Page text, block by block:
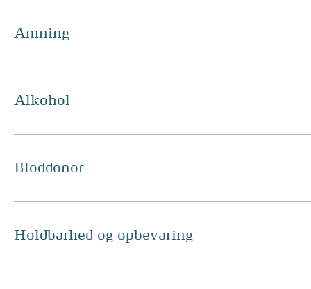
Amning
Alkohol
Bloddonor
Holdbarhed og opbevaring